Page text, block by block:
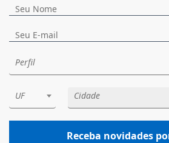
Perfil
UF Cidade
Receba novidades